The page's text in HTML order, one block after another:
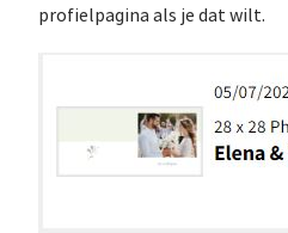
profielpagina als je dat wilt.